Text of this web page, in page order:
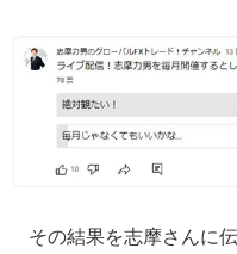
その結果を志摩さんに伝